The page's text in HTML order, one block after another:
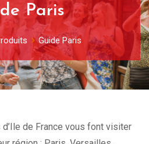
Paris
Guide Paris
de France vous font visiter